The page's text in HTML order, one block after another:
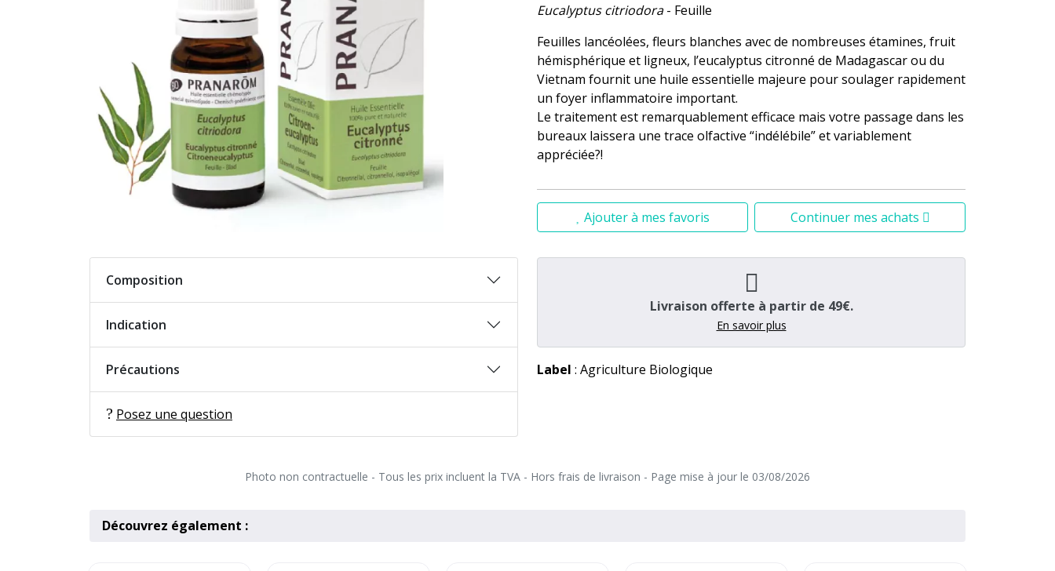
Eucalyptus citriodora- Feuille
Feuilles lancéolées, fleurs blanches avec de nombreuses étamines, fruit
hémisphérique et ligneux, l’eucalyptus citronné de Madagascar ou du
Vietnam fournit une huile essentielle majeure pour soulager rapidement
un foyer inflammatoire important.
Le traitement est remarquablement efficace mais votre passage dans les
bureaux laissera une trace olfactive “indélébile” et variablement
appréciée?!
Ajouter à mes favoris Continuer mes achats
Composition
Indication
Précautions
Posez une question
Livraison offerte à partir de 49€.
En savoir plus
Label : Agriculture Biologique
Photo non contractuelle - Tous les prix incluent la TVA - Hors frais de livraison - Page mise à jour le 03/08/2026
Découvrez également :